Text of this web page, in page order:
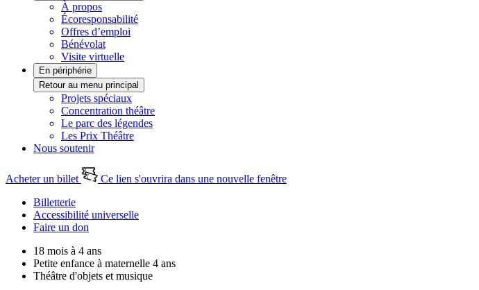
À propos
Écoresponsabilité
Offres d’emploi
Bénévolat
Visite virtuelle
En périphérie
Retour au menu principal
Projets spéciaux
Concentration théâtre
Le parc des légendes
Les Prix Théâtre
Nous soutenir
Acheter un billet
Ce lien s'ouvrira dans une nouvelle fenêtre
Billetterie
Accessibilité universelle
Faire un don
18 mois à 4 ans
Petite enfance à maternelle 4 ans
Théâtre d'objets et musique